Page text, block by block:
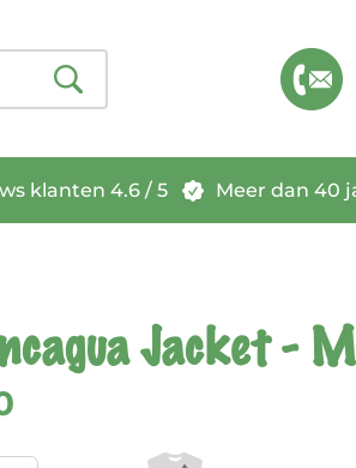
klanten 4.6 / 5 Meer dan 40
Jacket -